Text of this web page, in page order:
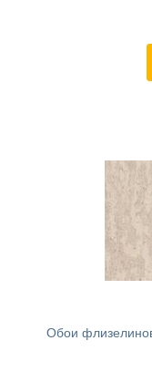
Обои